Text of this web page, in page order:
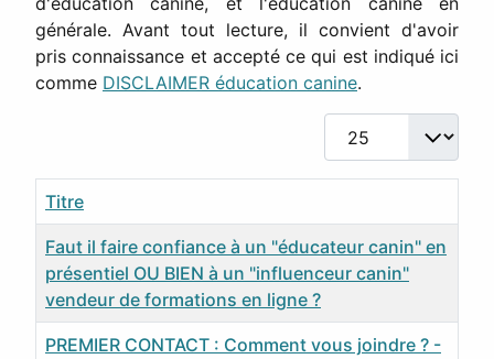
générale. Avant tout lecture, il convient d'avoir
pris connaissance et accepté ce qui est indiqué ici
comme DISCLAIMER éducation canine.
Afficher #
Titre
Faut il faire confiance à un "éducateur canin" en
présentiel OU BIEN à un "influenceur canin"
vendeur de formations en ligne ?
PREMIER CONTACT : Comment vous joindre ? -